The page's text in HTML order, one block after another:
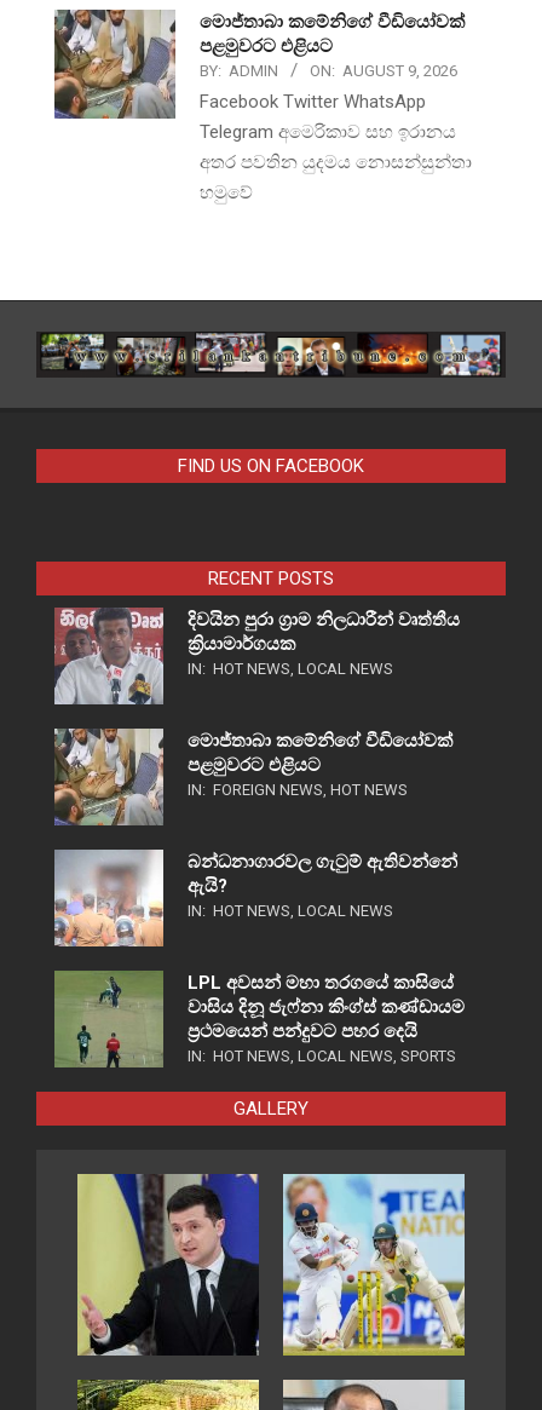
මොජ්තාබා කමේනිගේ වීඩියෝවක්
පළමුවරට එළියට
BY: ADMIN ON: AUGUST 9, 2026
Facebook Twitter WhatsApp
Telegram අමෙරිකාව සහ ඉරානය
අතර පවතින යුදමය නොසන්සුන්තා
හමුවේ
FIND US ON FACEBOOK
RECENT POSTS
දිවයින පුරා ග්‍රාම නිලධාරීන් වෘත්තීය
ක්‍රියාමාර්ගයක
IN: HOT NEWS, LOCAL NEWS
මොජ්තාබා කමේනිගේ වීඩියෝවක්
පළමුවරට එළියට
IN: FOREIGN NEWS, HOT NEWS
බන්ධනාගාරවල ගැටුම් ඇතිවන්නේ
ඇයි?
IN: HOT NEWS, LOCAL NEWS
LPL අවසන් මහා තරගයේ කාසියේ
වාසිය දිනූ ජැෆ්නා කිංග්ස් කණ්ඩායම
ප්‍රථමයෙන් පන්දුවට පහර දෙයි
IN: HOT NEWS, LOCAL NEWS, SPORTS
GALLERY